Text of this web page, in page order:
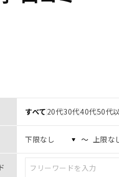
すべて 20代30代40代50代
〜